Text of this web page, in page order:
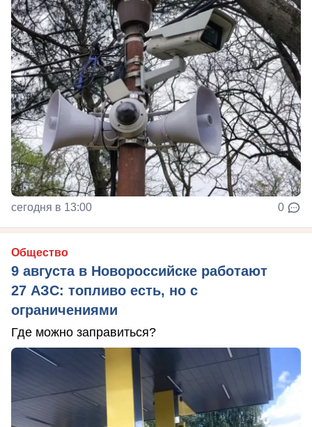
сегодня в 13:00 0
Общество
9 августа в Новороссийске работают
27 АЗС: топливо есть, но с
ограничениями
Где можно заправиться?